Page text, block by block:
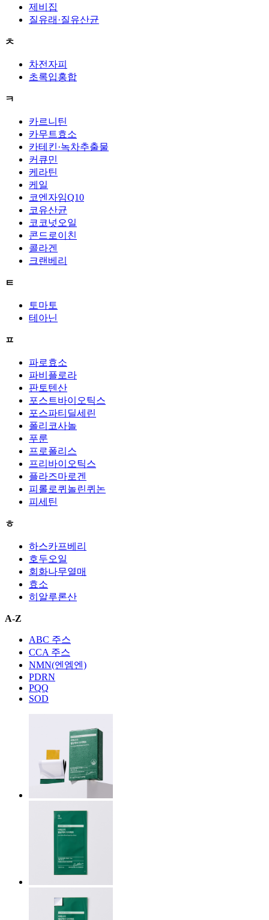
제비집
질유래·질유산균
ㅊ
차전자피
초록입홍합
ㅋ
카르니틴
카무트효소
카테킨·녹차추출물
커큐민
케라틴
케일
코엔자임Q10
코유산균
코코넛오일
콘드로이친
콜라겐
크랜베리
ㅌ
토마토
테아닌
ㅍ
파로효소
파비플로라
판토텐산
포스트바이오틱스
포스파티딜세린
폴리코사놀
푸룬
프로폴리스
프리바이오틱스
플라즈마로겐
피롤로퀴놀린퀴논
피세틴
ㅎ
하스카프베리
호두오일
회화나무열매
효소
히알루론산
A-Z
ABC 주스
CCA 주스
NMN(엔엠엔)
PDRN
PQQ
SOD